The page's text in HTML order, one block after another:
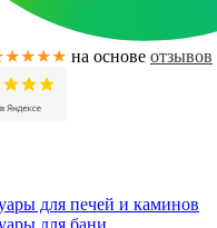
на основе отзывов
для печей и каминов
для бани